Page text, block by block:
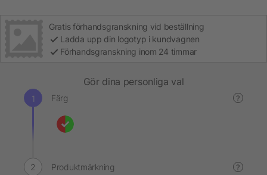
Gratis förhandsgranskning vid beställning
Ladda upp din logotyp i kundvagnen
Förhandsgranskning inom 24 timmar
Gör dina personliga val
Färg ?
Produktmärkning ?